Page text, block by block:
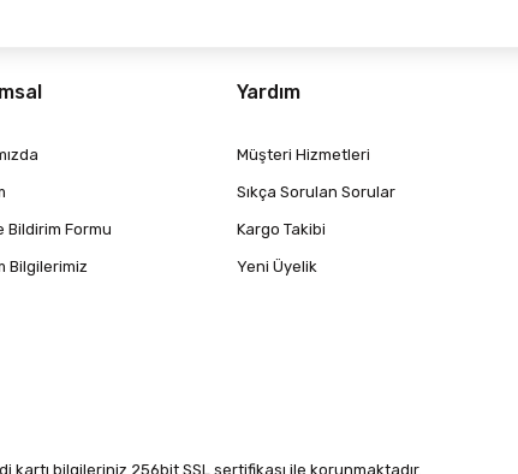
Bildirim Formu
Bilgilerimiz
Yardım
Müşteri Hizmetleri
Sıkça Sorulan Sorular
Kargo Takibi
Yeni Üyelik
bilgileriniz 256bit SSL sertifikası ile korunmaktadır.